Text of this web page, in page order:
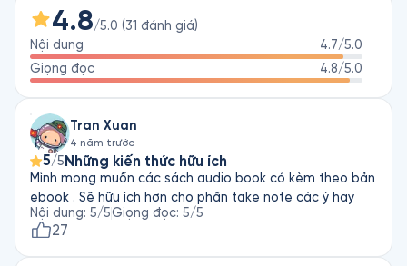
trường Đại học Carnegie Mellon, bắt đầu sự nghiệp giảng dạy
vào năm 1997. Ngoài việc giảng dạy bộ môn Khoa học Máy
tính, Tương tác Người – Máy và bộ môn Thiết kế tại trường
đại học, ông còn cộng tác với nhiều công ty tên tuổi như
Adobe, Google, Electronic Arts (EA), Walt Disney. Tạp chí Time
đã vinh danh Pausch là một trong 100 người có tầm ảnh
4.8/5.0 (31 đánh giá)
Nội dung
4.7/5.0
Giọng đọc
4.8/5.0
Tran Xuan
4 năm trước
5/5 Những kiến thức hữu ích
Mình mong muốn các sách audio book có kèm theo bản
ebook . Sẽ hữu ích hơn cho phần take note các ý hay
Nội dung: 5/5Giọng đọc: 5/5
27